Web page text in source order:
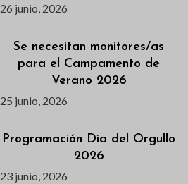
26 junio, 2026
Se necesitan monitores/as
para el Campamento de
Verano 2026
25 junio, 2026
Programación Día del Orgullo
2026
23 junio, 2026